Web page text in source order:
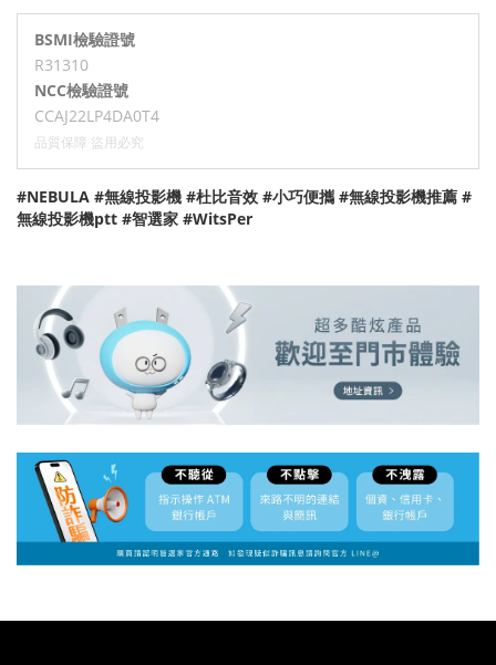
BSMI檢驗證號
R31310
NCC檢驗證號
CCAJ22LP4DA0T4
品質保障 盜用必究
#NEBULA #無線投影機 #杜比音效 #小巧便攜 #無線投影機推薦 #
無線投影機ptt #智選家 #WitsPer